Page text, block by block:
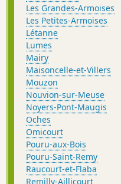
Les Grandes-Armoises
Les Petites-Armoises
Létanne
Lumes
Mairy
Maisoncelle-et-Villers
Mouzon
Nouvion-sur-Meuse
Noyers-Pont-Maugis
Oches
Omicourt
Pouru-aux-Bois
Pouru-Saint-Remy
Raucourt-et-Flaba
Remilly-Aillicourt